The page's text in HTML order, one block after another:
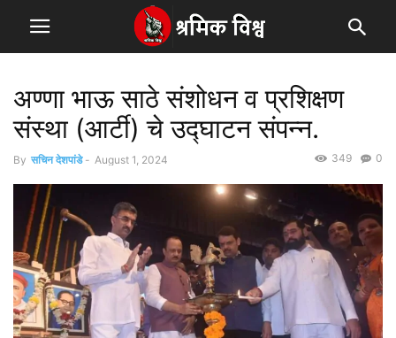
अण्णा भाऊ साठे संशोधन व प्रशिक्षण
संस्था (आर्टी) चे उद्घाटन संपन्न.
By सचिन देशपांडे - August 1, 2024 0
349